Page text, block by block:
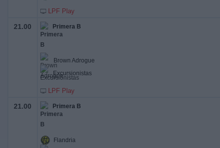
LPF Play
21.00 Primera B
Brown Adrogue
Excursionistas
LPF Play
21.00 Primera B
Flandria